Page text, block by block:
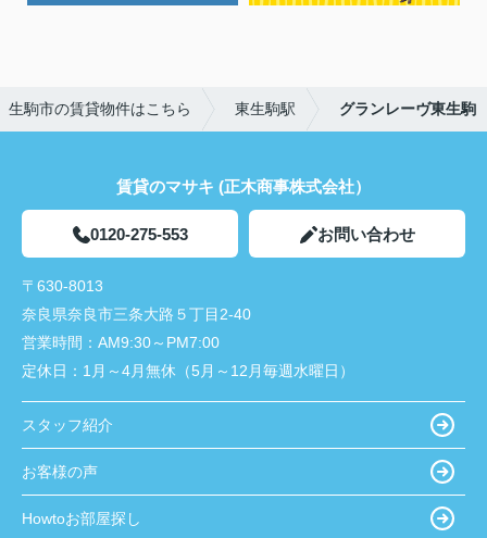
生駒市の賃貸物件はこちら 東生駒駅 グランレーヴ東生駒
賃貸のマサキ (正木商事株式会社）
0120-275-553 お問い合わせ
〒630-8013
奈良県奈良市三条大路５丁目2-40
営業時間： AM9:30～PM7:00
定休日： 1月～4月無休（5月～12月毎週水曜日）
スタッフ紹介
お客様の声
Howtoお部屋探し